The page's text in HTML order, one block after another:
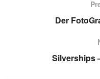
Der
Silverships